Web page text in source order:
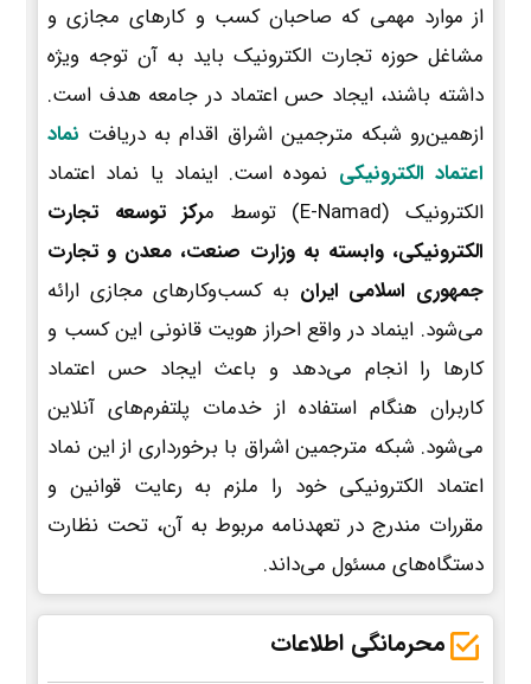
از موارد مهمی که صاحبان کسب و کارهای مجازی و
مشاغل حوزه تجارت الکترونیک باید به آن توجه ویژه
داشته باشند، ایجاد حس اعتماد در جامعه هدف است.
ازهمین‌رو شبکه مترجمین اشراق اقدام به دریافت نماد
اعتماد الکترونیکی نموده است. اینماد یا نماد اعتماد
الکترونیک (E-Namad) توسط م
رکز توسعه تجارت
الکترونیکی، وابسته به وزارت صنعت، معدن و تجارت
جمهوری اسلامی ایران به کسب‌وکارهای مجازی ارائه
می‌شود. اینماد در واقع احراز هویت قانونی این کسب و
کارها را انجام می‌دهد و باعث ایجاد حس اعتماد
کاربران هنگام استفاده از خدمات پلتفرم‌های آنلاین
می‌شود. شبکه مترجمین اشراق با برخورداری از این نماد
اعتماد الکترونیکی خود را ملزم به رعایت قوانین و
مقررات مندرج در تعهدنامه مربوط به آن، تحت نظارت
دستگاه‌های مسئول می‌داند.
محرمانگی اطلاعات